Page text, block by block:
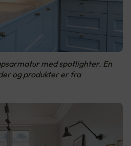
med spotlighter. En
og produkter er fra